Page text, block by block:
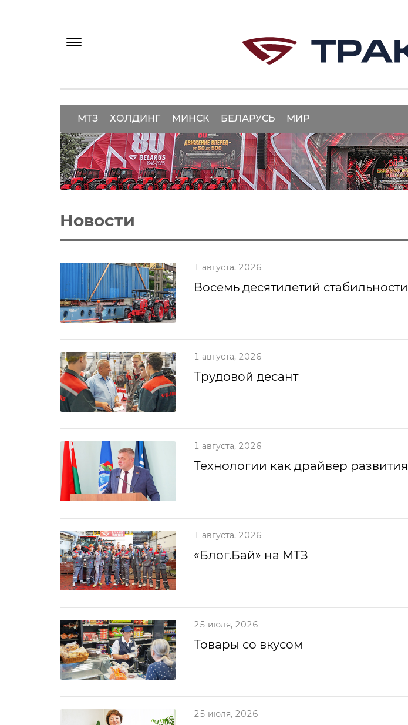
МТЗ ХОЛДИНГ МИНСК БЕЛАРУСЬ МИР
Новости
1 августа, 2026
Восемь десятилетий стабильности
1 августа, 2026
Трудовой десант
1 августа, 2026
Технологии как драйвер развития
1 августа, 2026
«Блог.Бай» на МТЗ
25 июля, 2026
Товары со вкусом
25 июля, 2026